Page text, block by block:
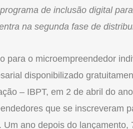
de inclusão digital
na segunda fase de
para o microempreendedor
disponibilizado
– IBPT, em 2 de abril do
que se inscreveram
Um ano depois do